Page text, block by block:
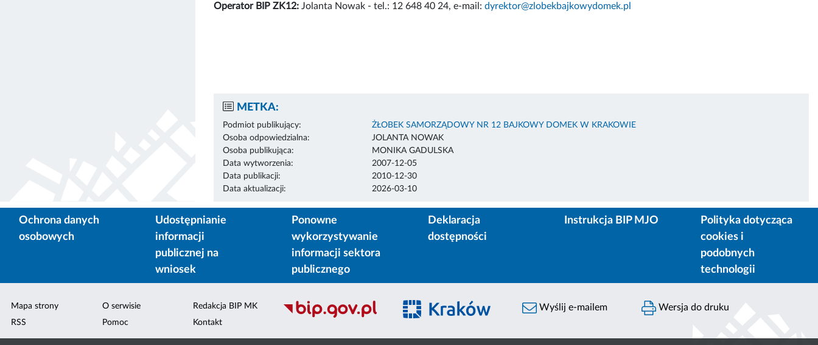
Operator BIP ZK12: Jolanta Nowak - tel.: 12 648 40 24, e-mail: dyrektor@zlobekbajkowydomek.pl
METKA:
Podmiot publikujący:
ŻŁOBEK SAMORZĄDOWY NR 12 BAJKOWY DOMEK W KRAKOWIE
Osoba odpowiedzialna:
JOLANTA NOWAK
Osoba publikująca:
MONIKA GADULSKA
Data wytworzenia:
2007-12-05
Data publikacji:
2010-12-30
Data aktualizacji:
2026-03-10
Ochrona danych
osobowych
Udostępnianie
informacji
publicznej na
wniosek
Ponowne
wykorzystywanie
informacji sektora
publicznego
Deklaracja
dostępności
Instrukcja BIP MJO
Polityka dotycząca
cookies i
podobnych
technologii
Mapa strony
RSS
O serwisie
Pomoc
Redakcja BIP MK
Kontakt
Wyślij e-mailem Wersja do druku